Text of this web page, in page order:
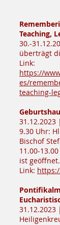
Teaching,
30.-
überträgt
Link:
https://
es/
teaching-
31.12.2023
9.30 Uhr:
Bischof
11.00-13.00
ist geöffnet.
Link:
31.12.2023